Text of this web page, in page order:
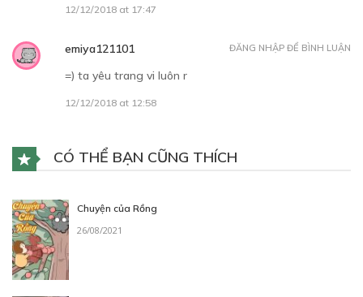
12/12/2018 at 17:47
emiya121101
=) ta yêu trang vi luôn r
12/12/2018 at 12:58
ĐĂNG NHẬP ĐỂ BÌNH LUẬN
CÓ THỂ BẠN CŨNG THÍCH
Chuyện của Rồng
26/08/2021